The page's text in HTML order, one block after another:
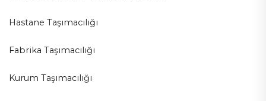
Hastane Taşımacılığı
Fabrika Taşımacılığı
Kurum Taşımacılığı